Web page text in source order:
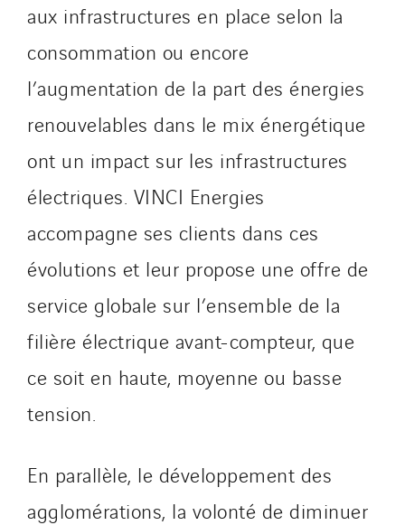
aux infrastructures en place selon la
consommation ou encore
l’augmentation de la part des énergies
renouvelables dans le mix énergétique
ont un impact sur les infrastructures
électriques. VINCI Energies
accompagne ses clients dans ces
évolutions et leur propose une offre de
service globale sur l’ensemble de la
filière électrique avant-compteur, que
ce soit en haute, moyenne ou basse
tension.
En parallèle, le développement des
agglomérations, la volonté de diminuer